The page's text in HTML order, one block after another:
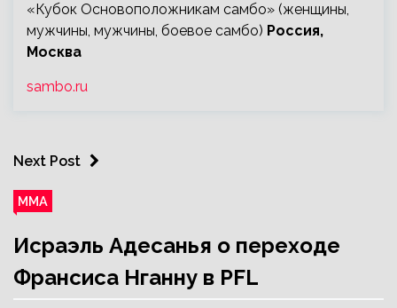
«Кубок Основоположникам самбо» (женщины,
мужчины, мужчины, боевое самбо) Россия,
Москва
sambo.ru
Next Post
ММА
Исраэль Адесанья о переходе
Франсиса Нганну в PFL